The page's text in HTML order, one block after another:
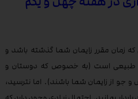
زمان مقرر زایمان شما گذشته باشد و
طبیعی است (به خصوص که دوستان و
و جو از زایمان شما باشند). اما نترسید،